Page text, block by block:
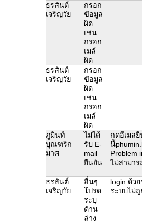
ธรสันต์
เจริญวัย
กรอก
ข้อมูล
ผิด
เช่น
กรอก
เมล์
ผิด
ธรสันต์
เจริญวัย
กรอก
ข้อมูล
ผิด
เช่น
กรอก
เมล์
ผิด
ภูมินท์
บุณฑริก
มาศ
ไม่ได้
รับ E-
mail
ยืนยัน
กดอีเมล
นี้
Problem
ไม่สามาร
ธรสันต์
เจริญวัย
อื่นๆ
โปรด
ระบุ
ด้าน
ล่าง
login ด้ว
ระบบไม่ถู